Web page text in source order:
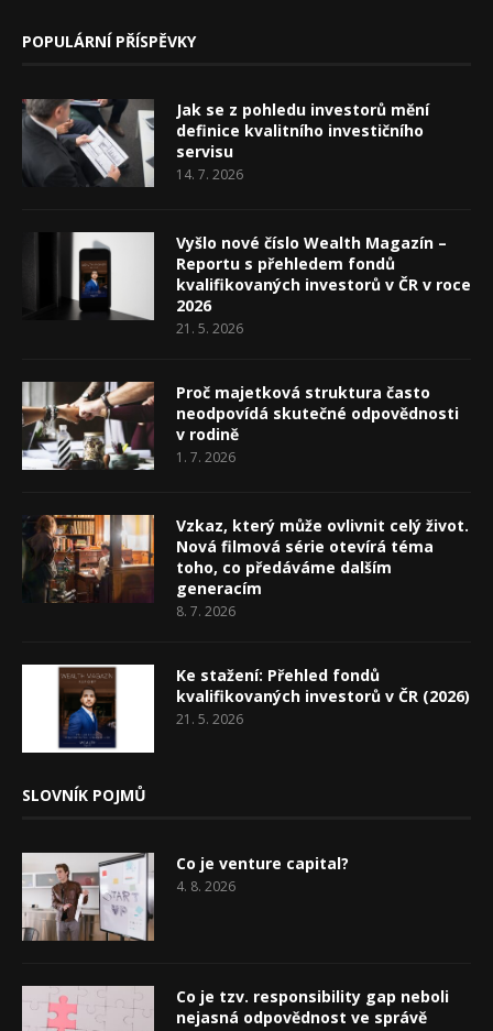
POPULÁRNÍ PŘÍSPĚVKY
Jak se z pohledu investorů mění
definice kvalitního investičního
servisu
14. 7. 2026
Vyšlo nové číslo Wealth Magazín –
Reportu s přehledem fondů
kvalifikovaných investorů v ČR v roce
2026
21. 5. 2026
Proč majetková struktura často
neodpovídá skutečné odpovědnosti
v rodině
1. 7. 2026
Vzkaz, který může ovlivnit celý život.
Nová filmová série otevírá téma
toho, co předáváme dalším
generacím
8. 7. 2026
Ke stažení: Přehled fondů
kvalifikovaných investorů v ČR (2026)
21. 5. 2026
SLOVNÍK POJMŮ
Co je venture capital?
4. 8. 2026
Co je tzv. responsibility gap neboli
nejasná odpovědnost ve správě